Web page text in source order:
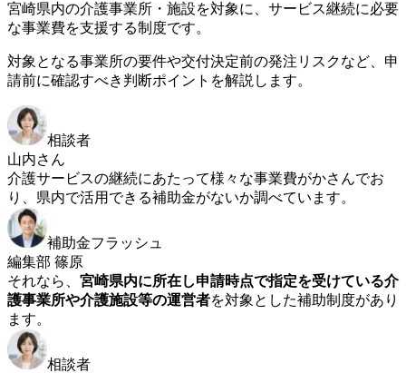
宮崎県内の介護事業所・施設を対象に、サービス継続に必要
な事業費を支援する制度です。
対象となる事業所の要件や交付決定前の発注リスクなど、申
請前に確認すべき判断ポイントを解説します。
相談者
山内さん
介護サービスの継続にあたって様々な事業費がかさんでお
り、県内で活用できる補助金がないか調べています。
補助金フラッシュ
編集部 篠原
それなら、 宮崎県内に所在し申請時点で指定を受けている介
護事業所や介護施設等の運営者を対象とした補助制度があり
ます。
相談者